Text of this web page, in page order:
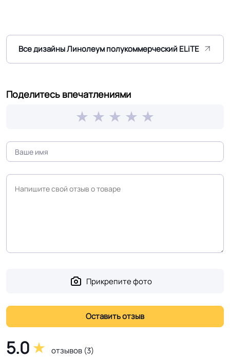
Все дизайны Линолеум полукоммерческий ELiTE
5.0 отзывов (3)
Поделитесь впечатлениями
Прикрепите фото